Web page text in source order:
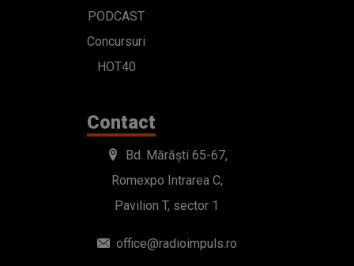
PODCAST
Concursuri
HOT40
Contact
Bd. Mărăști 65-67,
Romexpo Intrarea C,
Pavilion T, sector 1
office@radioimpuls.ro